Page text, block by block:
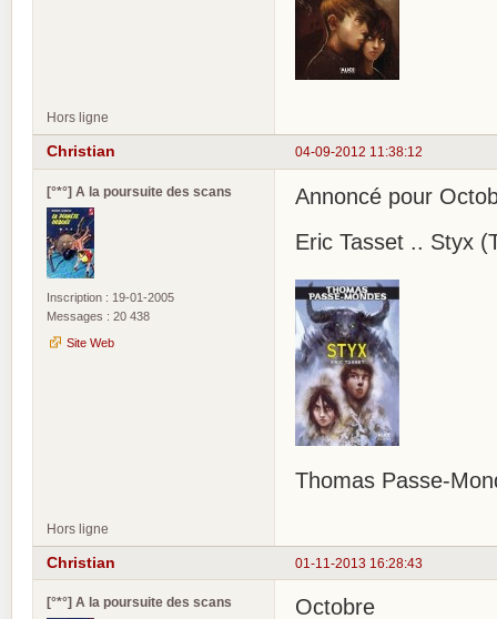
Hors ligne
04-09-2012 11:38:12
Christian
[°*°] A la poursuite des scans
Inscription : 19-01-2005
Messages : 20 438
Site Web
Annoncé pour
Eric Tasset .. Styx
Thomas Passe-
Hors ligne
01-11-2013 16:28:43
Christian
[°*°] A la poursuite des scans Octobre